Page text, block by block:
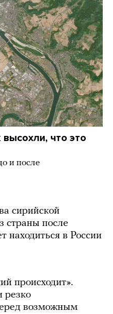
что это
и после
сирийской
страны после
находиться в России
происходит».
резко
возможным